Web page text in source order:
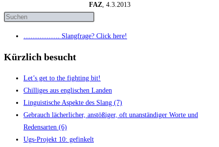
FAZ, 4.3.2013
……………. Slang­fra­ge? Click here!
Kürzlich besucht
Let’s get to the fight­ing bit!
Chil­li­ges aus eng­li­schen Landen
Lin­gu­is­ti­sche Aspek­te des Slang (7)
Gebrauch lächer­li­cher, anstö­ßi­ger, oft unan­stän­di­ger Wor­te und
Redens­ar­ten (6)
Ugs-Pro­jekt 10: gefinkelt